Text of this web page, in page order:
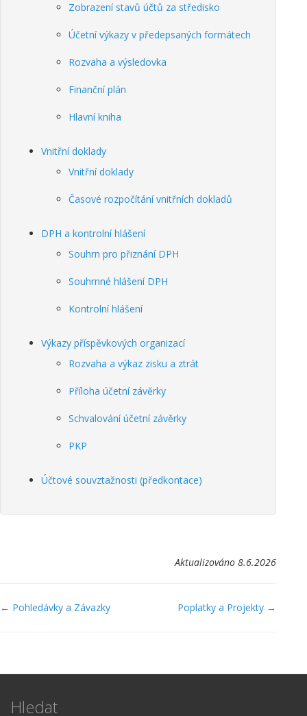
Zobrazení stavů účtů za středisko
Účetní výkazy v předepsaných formátech
Rozvaha a výsledovka
Finanční plán
Hlavní kniha
Vnitřní doklady
Vnitřní doklady
Časové rozpočítání vnitřních dokladů
DPH a kontrolní hlášení
Souhrn pro přiznání DPH
Souhrnné hlášení DPH
Kontrolní hlášení
Výkazy příspěvkových organizací
Rozvaha a výkaz zisku a ztrát
Příloha účetní závěrky
Schvalování účetní závěrky
PKP
Účtové souvztažnosti (předkontace)
Aktualizováno 8.6.2026
Navigace
← Pohledávky a Závazky Poplatky a Projekty →
Hledat